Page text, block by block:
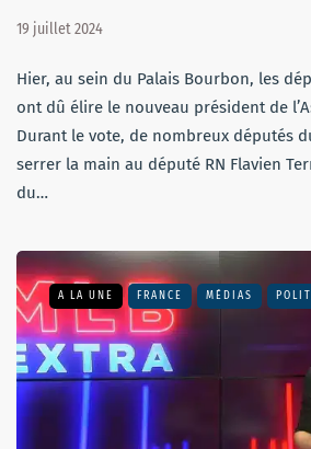
19 juillet 2024
Hier, au sein du Palais Bourbon, les
ont dû élire le nouveau président de
Durant le vote, de nombreux députés
serrer la main au député RN Flavien
du…
A LA UNE FRANCE MÉDIAS